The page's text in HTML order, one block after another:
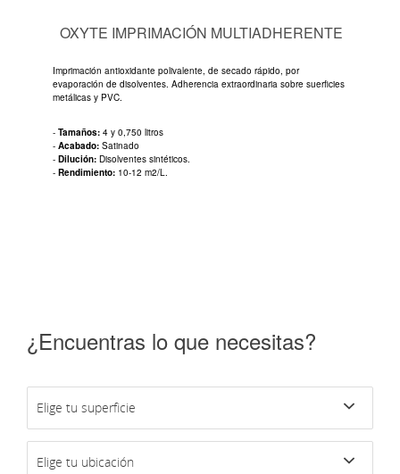
OXYTE IMPRIMACIÓN MULTIADHERENTE
Imprimación antioxidante polivalente, de secado rápido, por
evaporación de disolventes. Adherencia extraordinaria sobre suerficies
metálicas y PVC.
- Tamaños: 4 y 0,750 litros
- Acabado: Satinado
- Dilución: Disolventes sintéticos.
- Rendimiento: 10-12 m2/L.
¿Encuentras lo que necesitas?
Elige tu superficie
Elige tu ubicación